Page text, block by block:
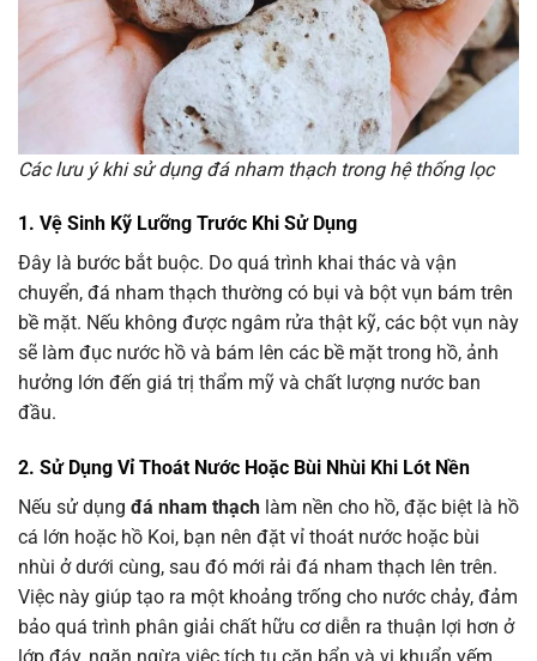
Các lưu ý khi sử dụng đá nham thạch trong hệ thống lọc
1. Vệ Sinh Kỹ Lưỡng Trước Khi Sử Dụng
Đây là bước bắt buộc. Do quá trình khai thác và vận
chuyển, đá nham thạch thường có bụi và bột vụn bám trên
bề mặt. Nếu không được ngâm rửa thật kỹ, các bột vụn này
sẽ làm đục nước hồ và bám lên các bề mặt trong hồ, ảnh
hưởng lớn đến giá trị thẩm mỹ và chất lượng nước ban
đầu.
2. Sử Dụng Vỉ Thoát Nước Hoặc Bùi Nhùi Khi Lót Nền
Nếu sử dụng đá nham thạch làm nền cho hồ, đặc biệt là hồ
cá lớn hoặc hồ Koi, bạn nên đặt vỉ thoát nước hoặc bùi
nhùi ở dưới cùng, sau đó mới rải đá nham thạch lên trên.
Việc này giúp tạo ra một khoảng trống cho nước chảy, đảm
bảo quá trình phân giải chất hữu cơ diễn ra thuận lợi hơn ở